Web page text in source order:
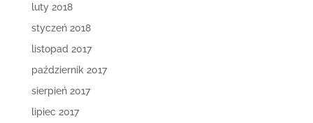
luty 2018
styczeń 2018
listopad 2017
październik 2017
sierpień 2017
lipiec 2017